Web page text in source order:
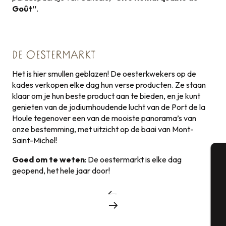
Goût”.
DE OESTERMARKT
Het is hier smullen geblazen! De oesterkwekers op de
kades verkopen elke dag hun verse producten. Ze staan
klaar om je hun beste product aan te bieden, en je kunt
genieten van de jodiumhoudende lucht van de Port de la
Houle tegenover een van de mooiste panorama’s van
onze bestemming, met uitzicht op de baai van Mont-
Saint-Michel!
Goed om te weten: De oestermarkt is elke dag
geopend, het hele jaar door!